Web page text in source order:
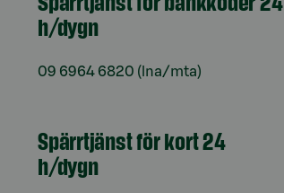
h/dygn
09 6964 6820 (lna/mta)
Spärrtjänst för kort 24
h/dygn